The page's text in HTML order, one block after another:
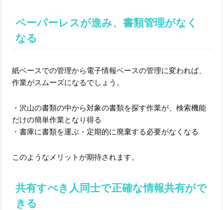
ペーパーレスが進み、書類管理がなく
なる
紙ベースでの管理から電子情報ベースの管理に変われば、
作業がスムーズになるでしょう。
・沢山の書類の中から対象の書類を探す作業が、検索機能
だけの簡単作業となり得る
・書庫に書類を運ぶ・定期的に廃棄する必要がなくなる
このようなメリットが期待されます。
共有すべき人同士で正確な情報共有がで
きる